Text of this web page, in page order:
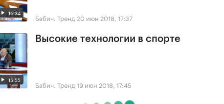
16:34 Бабич. Тренд 20 июн 2018, 17:37
15:55
Высокие технологии в спорте
Бабич. Тренд 19 июн 2018, 17:45